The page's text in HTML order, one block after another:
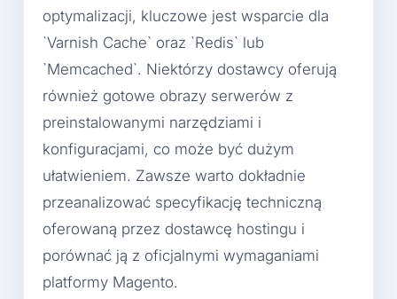
optymalizacji, kluczowe jest wsparcie dla
`Varnish Cache` oraz `Redis` lub
`Memcached`. Niektórzy dostawcy oferują
również gotowe obrazy serwerów z
preinstalowanymi narzędziami i
konfiguracjami, co może być dużym
ułatwieniem. Zawsze warto dokładnie
przeanalizować specyfikację techniczną
oferowaną przez dostawcę hostingu i
porównać ją z oficjalnymi wymaganiami
platformy Magento.